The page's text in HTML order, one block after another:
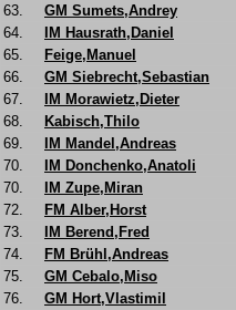
63.
GM Sumets,Andrey
64.
IM Hausrath,Daniel
65.
Feige,Manuel
66.
GM Siebrecht,Sebastian
67.
IM Morawietz,Dieter
68.
Kabisch,Thilo
69.
IM Mandel,Andreas
70.
IM Donchenko,Anatoli
70.
IM Zupe,Miran
72.
FM Alber,Horst
73.
IM Berend,Fred
74.
FM Brühl,Andreas
75.
GM Cebalo,Miso
76.
GM Hort,Vlastimil